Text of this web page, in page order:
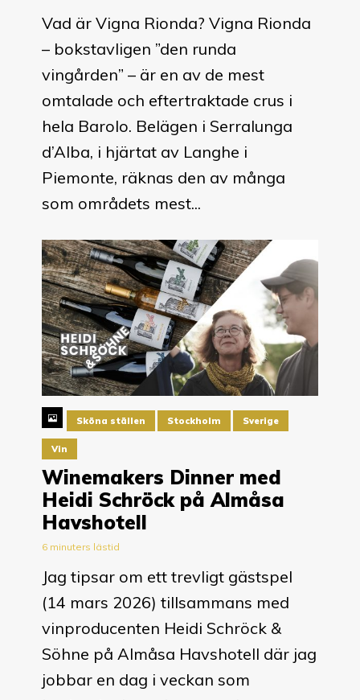
Vad är Vigna Rionda? Vigna Rionda
– bokstavligen ”den runda
vingården” – är en av de mest
omtalade och eftertraktade crus i
hela Barolo. Belägen i Serralunga
d’Alba, i hjärtat av Langhe i
Piemonte, räknas den av många
som områdets mest...
Sköna ställen Stockholm Sverige
Vin
Winemakers Dinner med
Heidi Schröck på Almåsa
Havshotell
6 minuters lästid
Jag tipsar om ett trevligt gästspel
(14 mars 2026) tillsammans med
vinproducenten Heidi Schröck &
Söhne på Almåsa Havshotell där jag
jobbar en dag i veckan som